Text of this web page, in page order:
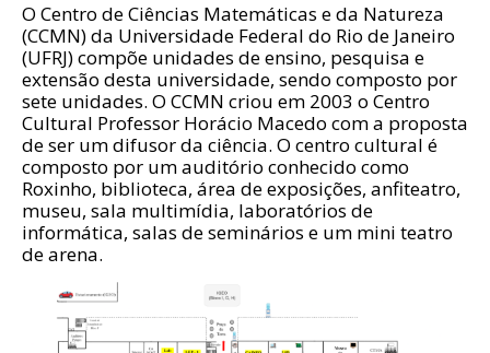
O Centro de Ciências Matemáticas e da Natureza
(CCMN) da Universidade Federal do Rio de Janeiro
(UFRJ) compõe unidades de ensino, pesquisa e
extensão desta universidade, sendo composto por
sete unidades. O CCMN criou em 2003 o Centro
Cultural Professor Horácio Macedo com a proposta
de ser um difusor da ciência. O centro cultural é
composto por um auditório conhecido como
Roxinho, biblioteca, área de exposições, anfiteatro,
museu, sala multimídia, laboratórios de
informática, salas de seminários e um mini teatro
de arena.